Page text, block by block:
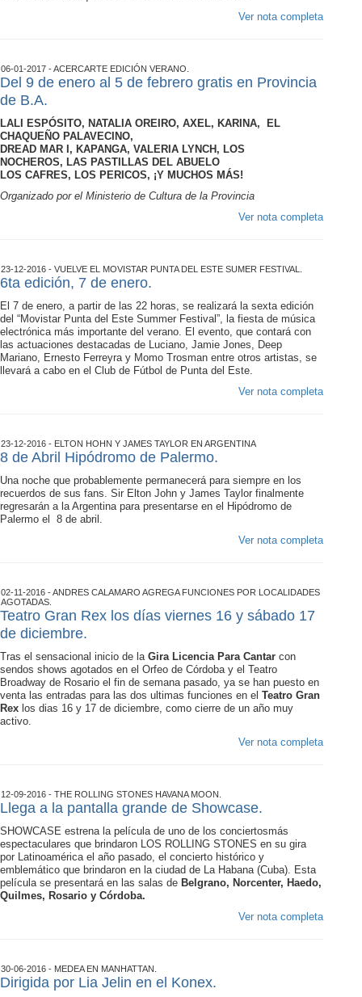
Ver nota completa
06-01-2017 - ACERCARTE EDICIÓN VERANO.
Del 9 de enero al 5 de febrero gratis en Provincia
de B.A.
LALI ESPÓSITO, NATALIA OREIRO, AXEL, KARINA, EL
CHAQUEÑO PALAVECINO,
DREAD MAR I, KAPANGA, VALERIA LYNCH, LOS
NOCHEROS, LAS PASTILLAS DEL ABUELO
LOS CAFRES, LOS PERICOS, ¡Y MUCHOS MÁS!
Organizado por el Ministerio de Cultura de la Provincia
Ver nota completa
23-12-2016 - VUELVE EL MOVISTAR PUNTA DEL ESTE SUMER FESTIVAL.
6ta edición, 7 de enero.
El 7 de enero, a partir de las 22 horas, se realizará la sexta edición
del “Movistar Punta del Este Summer Festival”, la fiesta de música
electrónica más importante del verano. El evento, que contará con
las actuaciones destacadas de Luciano, Jamie Jones, Deep
Mariano, Ernesto Ferreyra y Momo Trosman entre otros artistas, se
llevará a cabo en el Club de Fútbol de Punta del Este.
Ver nota completa
23-12-2016 - ELTON HOHN Y JAMES TAYLOR EN ARGENTINA
8 de Abril Hipódromo de Palermo.
Una noche que probablemente permanecerá para siempre en los
recuerdos de sus fans. Sir Elton John y James Taylor finalmente
regresarán a la Argentina para presentarse en el Hipódromo de
Palermo el 8 de abril.
Ver nota completa
02-11-2016 - ANDRES CALAMARO AGREGA FUNCIONES POR LOCALIDADES
AGOTADAS.
Teatro Gran Rex los días viernes 16 y sábado 17
de diciembre.
Tras el sensacional inicio de la Gira Licencia Para Cantar con
sendos shows agotados en el Orfeo de Córdoba y el Teatro
Broadway de Rosario el fin de semana pasado, ya se han puesto en
venta las entradas para las dos ultimas funciones en el Teatro Gran
Rex los dias 16 y 17 de diciembre, como cierre de un año muy
activo.
Ver nota completa
12-09-2016 - THE ROLLING STONES HAVANA MOON.
Llega a la pantalla grande de Showcase.
SHOWCASE estrena la película de uno de los conciertosmás
espectaculares que brindaron LOS ROLLING STONES en su gira
por Latinoamérica el año pasado, el concierto histórico y
emblemático que brindaron en la ciudad de La Habana (Cuba). Esta
película se presentará en las salas de Belgrano, Norcenter, Haedo,
Quilmes, Rosario y Córdoba.
Ver nota completa
30-06-2016 - MEDEA EN MANHATTAN.
Dirigida por Lia Jelin en el Konex.